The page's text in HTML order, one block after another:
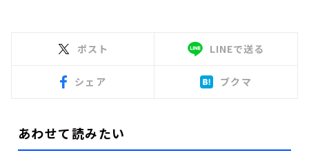
ポスト LINEで送る
シェア ブクマ
あわせて読みたい